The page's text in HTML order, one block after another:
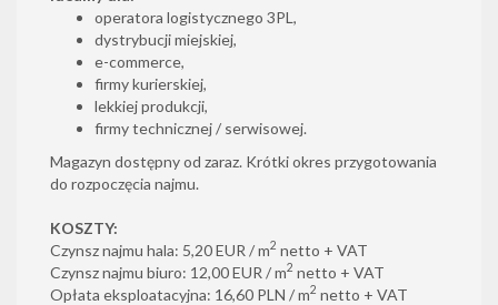
operatora logistycznego 3PL,
dystrybucji miejskiej,
e-commerce,
firmy kurierskiej,
lekkiej produkcji,
firmy technicznej / serwisowej.
Magazyn dostępny od zaraz. Krótki okres przygotowania
do rozpoczęcia najmu.
KOSZTY:
Czynsz najmu hala: 5,20 EUR / m2 netto + VAT
Czynsz najmu biuro: 12,00 EUR / m2 netto + VAT
Opłata eksploatacyjna: 16,60 PLN / m2 netto + VAT